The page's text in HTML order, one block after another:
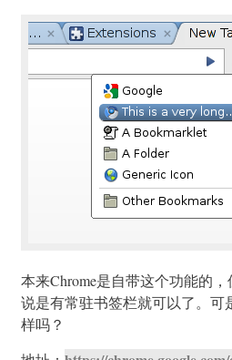
本来Chrome是自带这个功能的
说是有常驻书签栏就可以了。
样吗？